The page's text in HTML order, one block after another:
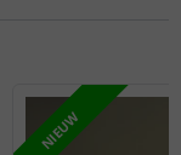
NIEUW